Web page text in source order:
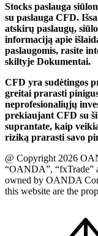
Stocks paslauga
su paslauga CFD.
atskirų paslaugų,
informaciją apie
paslaugomis, rasite
skiltyje Dokumentai.
CFD yra sudėtingos
greitai prarasti
neprofesionaliųjų
prekiaujant CFD su
suprantate, kaip
riziką prarasti savo
@ Copyright 2026
“OANDA”, “fxTrade”
owned by OANDA
this website are the